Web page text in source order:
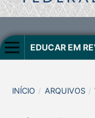
EDUCAR EM
INÍCIO / ARQUIVOS /